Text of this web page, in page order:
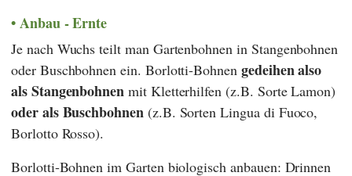
Anbau - Ernte
Je nach Wuchs teilt man Gartenbohnen in Stangenbohnen
oder Buschbohnen ein. Borlotti-Bohnen gedeihen also
als Stangenbohnen mit Kletterhilfen (z.B. Sorte Lamon)
oder als Buschbohnen (z.B. Sorten Lingua di Fuoco,
Borlotto Rosso).
Borlotti-Bohnen im Garten biologisch anbauen: Drinnen